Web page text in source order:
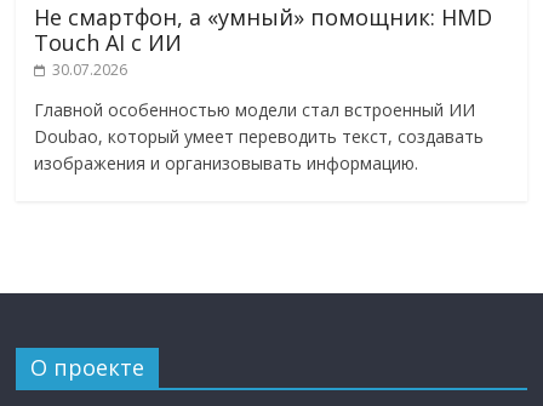
Не смартфон, а «умный» помощник: HMD
Touch AI с ИИ
30.07.2026
Главной особенностью модели стал встроенный ИИ
Doubao, который умеет переводить текст, создавать
изображения и организовывать информацию.
О проекте